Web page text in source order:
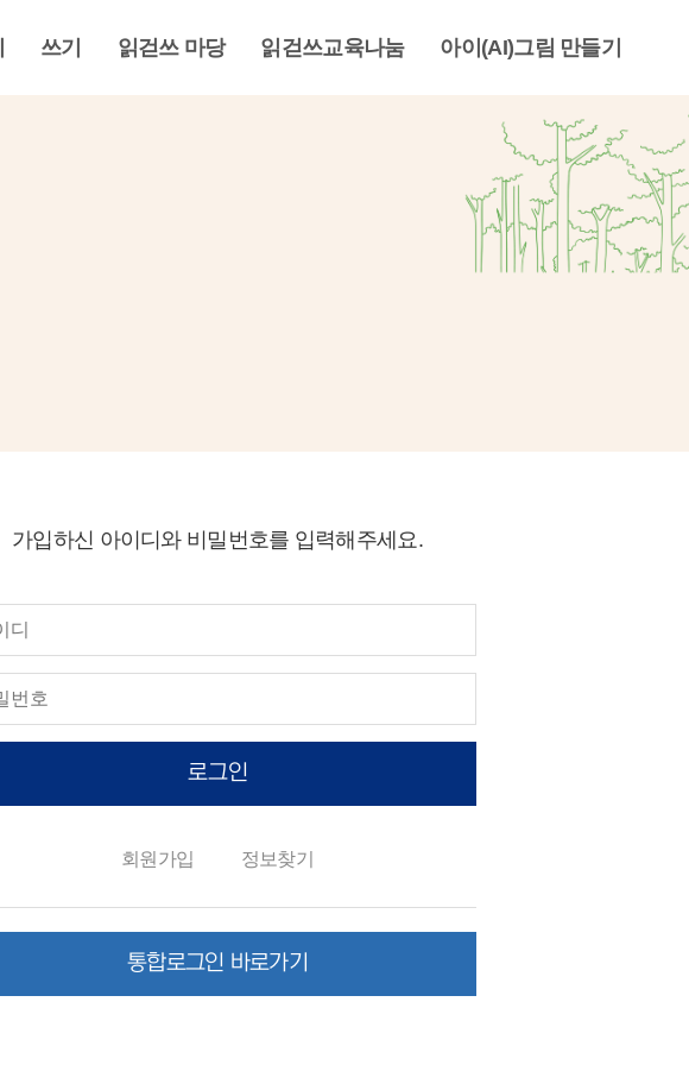
쓰기 읽걷쓰 마당 읽걷쓰교육나눔 아이(AI)그림 만들기
가입하신 아이디와 비밀번호를 입력해주세요.
로그인
회원가입 정보찾기
통합로그인 바로가기